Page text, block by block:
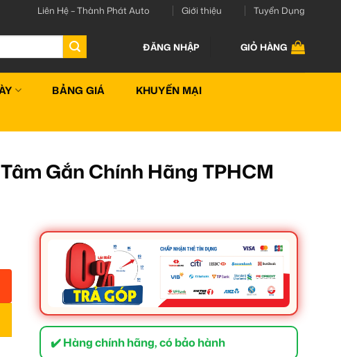
Liên Hệ – Thành Phát Auto Giới thiệu Tuyển Dụng
ĐĂNG NHẬP GIỎ HÀNG
BẢNG GIÁ KHUYẾN MẠI
Gắn Chính Hãng TPHCM
✔️ Hàng chính hãng, có bảo hành